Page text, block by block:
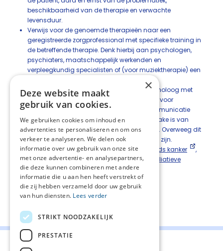
beschikbaarheid van de therapie en verwachte
levensduur.
Verwijs voor de genoemde therapieën naar een
geregistreerde zorgprofessional met specifieke training in
de betreffende therapie. Denk hierbij aan psychologen,
psychiaters, maatschappelijk werkenden en
verpleegkundig specialisten of (voor muziektherapie) een
Overweeg verwijzing naar een (kinder)psycholoog met
expertise op het gebied van palliatieve zorg voor
systemische gesprekken bij stokkende communicatie
tussen partners of gezinsleden, of als er sprake is van
verwijdering tussen partners of gezinsleden. Overweeg dit
vooral ook als er jonge kinderen in het gezin zijn.
Raadpleeg voor een verwijzing deverwijsgids kanker
,
hetNVPO-deskundigenbestand of de
Palliatieve
Zorgzoeker
.
Deel deze pagina:
×
Deze website maakt
gebruik van cookies.
We gebruiken cookies om inhoud en
advertenties te personaliseren en om ons
verkeer te analyseren. We delen ook
informatie over uw gebruik van onze site
met onze advertentie- en analysepartners,
die deze kunnen combineren met andere
informatie die u aan hen heeft verstrekt of
die zij hebben verzameld door uw gebruik
van hun diensten. Lees verder
STRIKT NOODZAKELIJK
PRESTATIE